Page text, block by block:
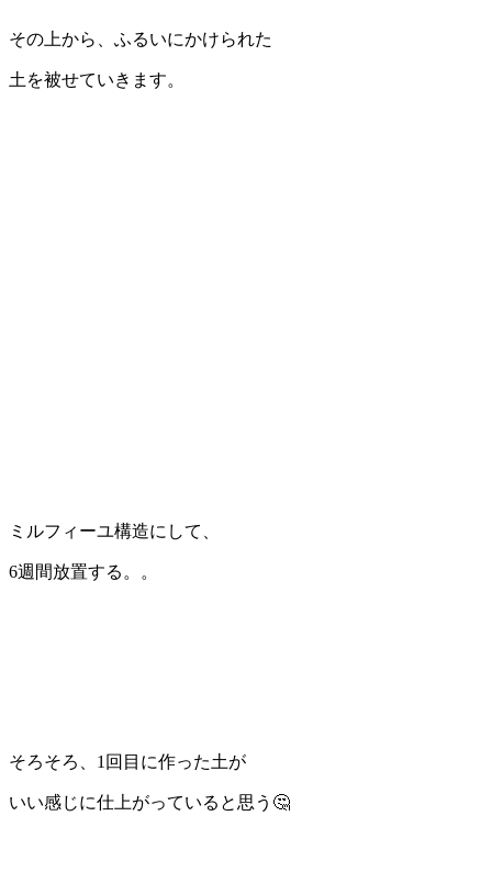
その上から、ふるいにかけられた
土を被せていきます。
ミルフィーユ構造にして、
6週間放置する。。
そろそろ、1回目に作った土が
いい感じに仕上がっていると思う🤔